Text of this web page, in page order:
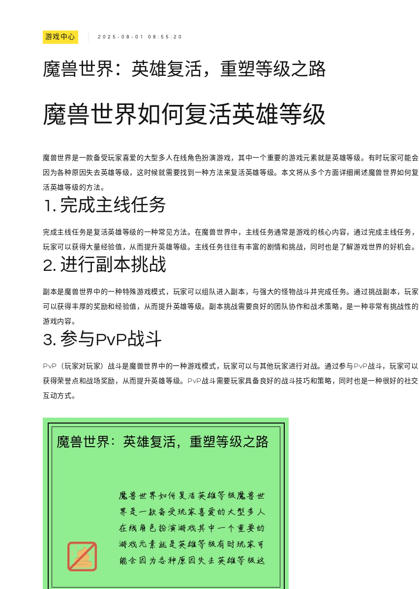
游戏中心 2025-08-01 08:55:20
魔兽世界：英雄复活，重塑等级之路
魔兽世界如何复活英雄等级
魔兽世界是一款备受玩家喜爱的大型多人在线角色扮演游戏，其中一个重要的游戏元素就是英雄等级。有时玩家可能会
因为各种原因失去英雄等级，这时候就需要找到一种方法来复活英雄等级。本文将从多个方面详细阐述魔兽世界如何复
活英雄等级的方法。
1. 完成主线任务
完成主线任务是复活英雄等级的一种常见方法。在魔兽世界中，主线任务通常是游戏的核心内容，通过完成主线任务，
玩家可以获得大量经验值，从而提升英雄等级。主线任务往往有丰富的剧情和挑战，同时也是了解游戏世界的好机会。
2. 进行副本挑战
副本是魔兽世界中的一种特殊游戏模式，玩家可以组队进入副本，与强大的怪物战斗并完成任务。通过挑战副本，玩家
可以获得丰厚的奖励和经验值，从而提升英雄等级。副本挑战需要良好的团队协作和战术策略，是一种非常有挑战性的
游戏内容。
3. 参与PvP战斗
PvP（玩家对玩家）战斗是魔兽世界中的一种游戏模式，玩家可以与其他玩家进行对战。通过参与PvP战斗，玩家可以
获得荣誉点和战场奖励，从而提升英雄等级。PvP战斗需要玩家具备良好的战斗技巧和策略，同时也是一种很好的社交
互动方式。